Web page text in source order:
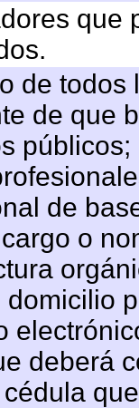
que
de
de que
de
o
deberá